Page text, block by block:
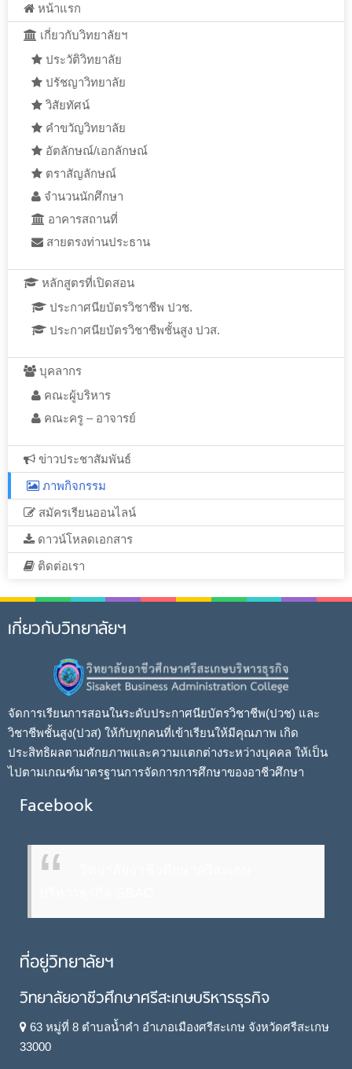
หน้าแรก
เกี่ยวกับวิทยาลัยฯ
ประวัติวิทยาลัย
ปรัชญาวิทยาลัย
วิสัยทัศน์
คำขวัญวิทยาลัย
อัตลักษณ์/เอกลักษณ์
ตราสัญลักษณ์
จำนวนนักศึกษา
อาคารสถานที่
สายตรงท่านประธาน
หลักสูตรที่เปิดสอน
ประกาศนียบัตรวิชาชีพ ปวช.
ประกาศนียบัตรวิชาชีพชั้นสูง ปวส.
บุคลากร
คณะผู้บริหาร
คณะครู – อาจารย์
ข่าวประชาสัมพันธ์
ภาพกิจกรรม
สมัครเรียนออนไลน์
ดาวน์โหลดเอกสาร
ติดต่อเรา
เกี่ยวกับวิทยาลัยฯ
จัดการเรียนการสอนในระดับประกาศนียบัตรวิชาชีพ(ปวช) และ
วิชาชีพชั้นสูง(ปวส) ให้กับทุกคนที่เข้าเรียนให้มีคุณภาพ เกิด
ประสิทธิผลตามศักยภาพและความแตกต่างระหว่างบุคคล ให้เป็น
ไปตามเกณฑ์มาตรฐานการจัดการการศึกษาของอาชีวศึกษา
Facebook
ที่อยู่วิทยาลัยฯ
วิทยาลัยอาชีวศึกษาศรีสะเกษบริหารธุรกิจ
63 หมู่ที่ 8 ตำบลน้ำคำ อำเภอเมืองศรีสะเกษ จังหวัดศรีสะเกษ
33000